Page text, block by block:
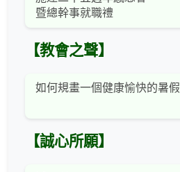
暨總幹事就職禮
【教會之聲】
如何規畫一個健康愉快的暑假
【誠心所願】